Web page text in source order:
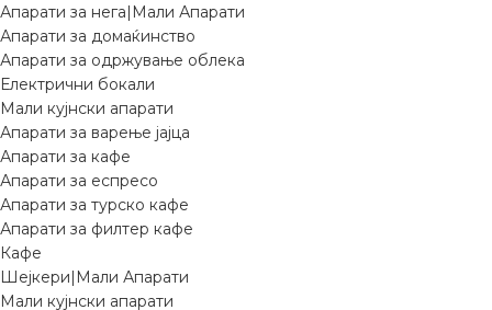
Апарати за нега|Мали Апарати
Апарати за домаќинство
Апарати за одржување облека
Електрични бокали
Мали кујнски апарати
Апарати за варење јајца
Апарати за кафе
Апарати за еспресо
Апарати за турско кафе
Апарати за филтер кафе
Кафе
Шејкери|Мали Апарати
Мали кујнски апарати